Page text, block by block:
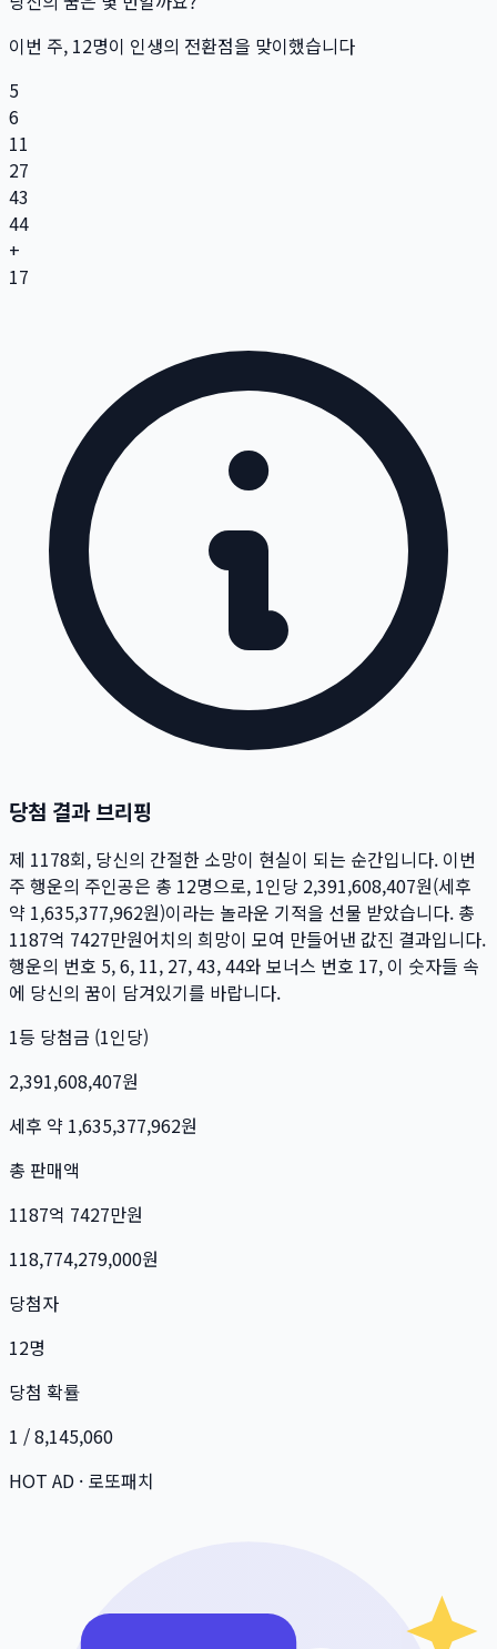
이번 주, 12명이 인생의 전환점을 맞이했습니다
5
6
11
27
43
44
+
17
당첨 결과 브리핑
제 1178회, 당신의 간절한 소망이 현실이 되는 순간입니다. 이번
주 행운의 주인공은 총 12명으로, 1인당 2,391,608,407원(세후
약 1,635,377,962원)이라는 놀라운 기적을 선물 받았습니다. 총
1187억 7427만원어치의 희망이 모여 만들어낸 값진 결과입니다.
행운의 번호 5, 6, 11, 27, 43, 44와 보너스 번호 17, 이 숫자들 속
에 당신의 꿈이 담겨있기를 바랍니다.
1등 당첨금 (1인당)
2,391,608,407원
세후 약 1,635,377,962원
총 판매액
1187억 7427만원
118,774,279,000원
당첨자
12명
당첨 확률
1 / 8,145,060
HOT AD · 로또패치